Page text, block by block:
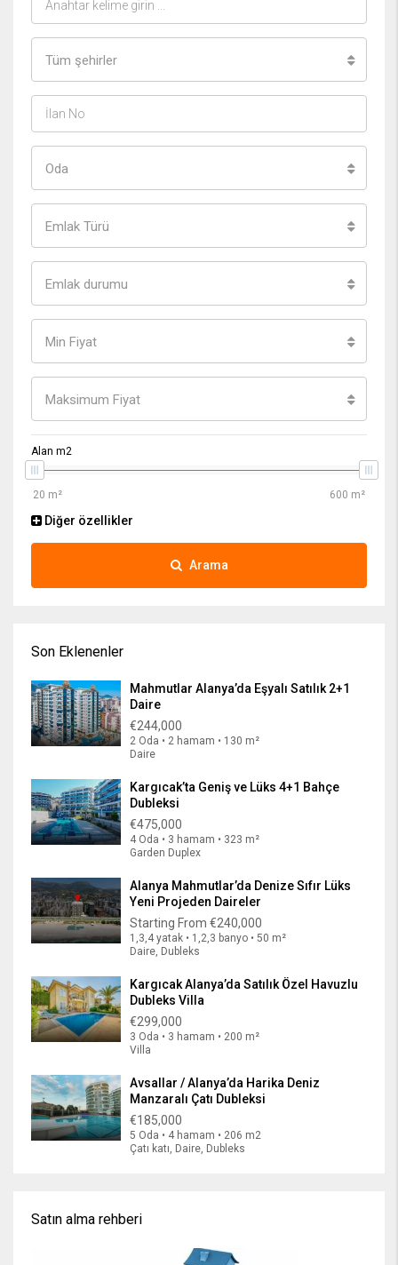
Tüm şehirler
Oda
Emlak Türü
Emlak durumu
Min Fiyat
Maksimum Fiyat
Alan m2
Diğer özellikler
Arama
Son Eklenenler
Mahmutlar Alanya’da Eşyalı Satılık 2+1
Daire
€244,000
2 Oda • 2 hamam • 130 m²
Daire
Kargıcak’ta Geniş ve Lüks 4+1 Bahçe
Dubleksi
€475,000
4 Oda • 3 hamam • 323 m²
Garden Duplex
Alanya Mahmutlar’da Denize Sıfır Lüks
Yeni Projeden Daireler
Starting From €240,000
1,3,4 yatak • 1,2,3 banyo • 50 m²
Daire, Dubleks
Kargıcak Alanya’da Satılık Özel Havuzlu
Dubleks Villa
€299,000
3 Oda • 3 hamam • 200 m²
Villa
Avsallar / Alanya’da Harika Deniz
Manzaralı Çatı Dubleksi
€185,000
5 Oda • 4 hamam • 206 m2
Çatı katı, Daire, Dubleks
Satın alma rehberi